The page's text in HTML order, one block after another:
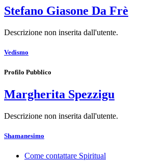
Stefano Giasone Da Frè
Descrizione non inserita dall'utente.
Vedismo
Profilo Pubblico
Margherita Spezzigu
Descrizione non inserita dall'utente.
Shamanesimo
Come contattare Spiritual